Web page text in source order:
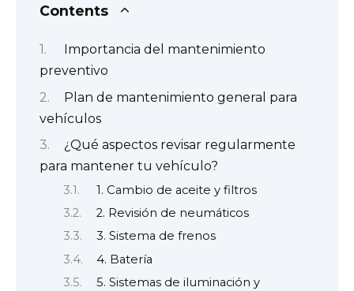
Contents
Importancia del mantenimiento
preventivo
Plan de mantenimiento general para
vehículos
¿Qué aspectos revisar regularmente
para mantener tu vehículo?
1. Cambio de aceite y filtros
2. Revisión de neumáticos
3. Sistema de frenos
4. Batería
5. Sistemas de iluminación y